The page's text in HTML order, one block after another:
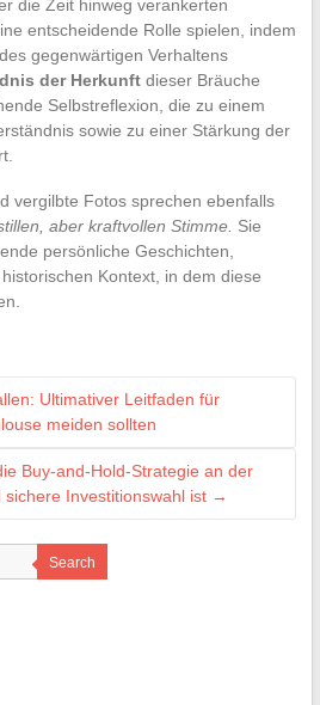
die Zeit hinweg verankerten
entscheidende Rolle spielen, indem
gegenwärtigen Verhaltens
der Herkunftdieser Bräuche
Selbstreflexion, die zu einem
sowie zu einer Stärkung der
vergilbte Fotos sprechen ebenfalls
aber kraftvollen Stimme. Sie
persönliche Geschichten,
Kontext, in dem diese
Ultimativer Leitfaden für
meiden sollten
Buy-and-Hold-Strategie an der
Investitionswahl ist →
Search